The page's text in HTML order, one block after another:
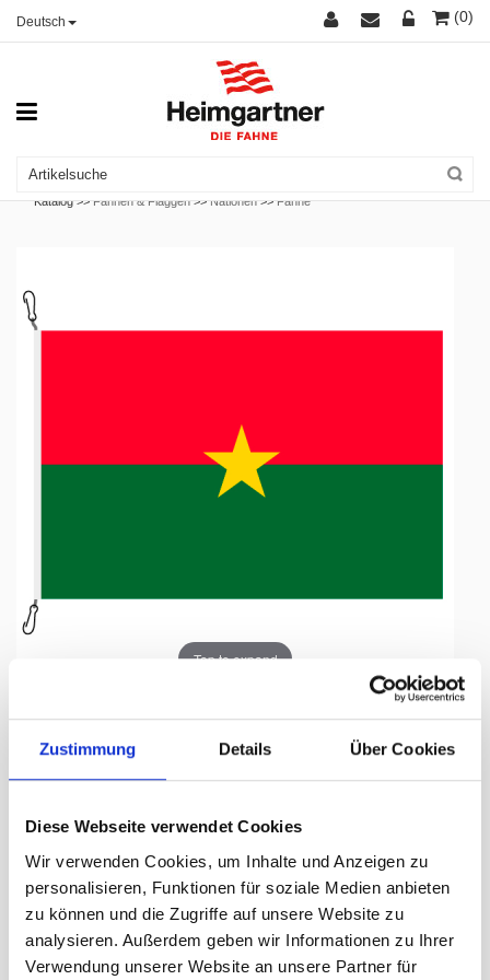
Zustimmung Details Über Cookies
Diese Webseite verwendet Cookies
Wir verwenden Cookies, um Inhalte und Anzeigen zu
personalisieren, Funktionen für soziale Medien anbieten
zu können und die Zugriffe auf unsere Website zu
analysieren. Außerdem geben wir Informationen zu Ihrer
Verwendung unserer Website an unsere Partner für
Deutsch (0)
Katalog >>Fahnen & Flaggen >>Nationen >>Fahne
Tap to expand
Burkina Faso, 200 x 300 cm
Lieferzeit Tage:ca. 5-7 Arbeitstage
318.00 CHF